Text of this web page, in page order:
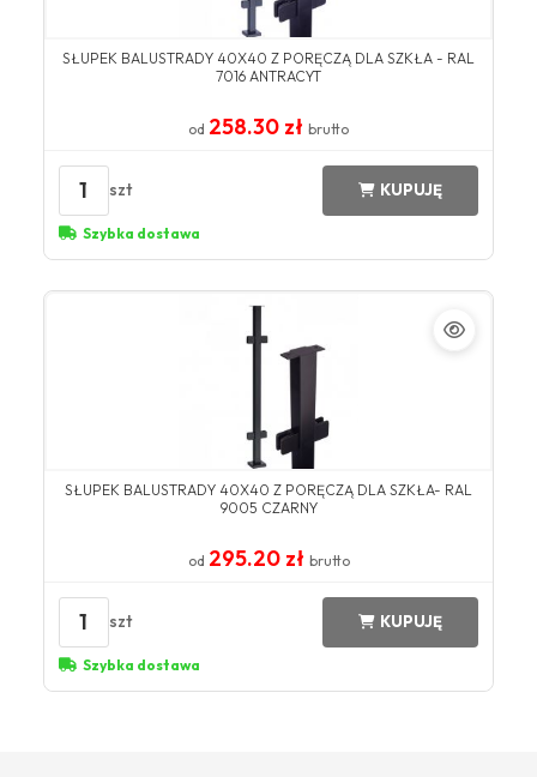
SŁUPEK BALUSTRADY 40X40 Z PORĘCZĄ DLA SZKŁA - RAL
7016 ANTRACYT
od 258.30 zł brutto
1 szt KUPUJĘ
Szybka dostawa
SŁUPEK BALUSTRADY 40X40 Z PORĘCZĄ DLA SZKŁA- RAL
9005 CZARNY
od 295.20 zł brutto
1 szt KUPUJĘ
Szybka dostawa